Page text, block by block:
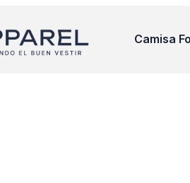
Camisa